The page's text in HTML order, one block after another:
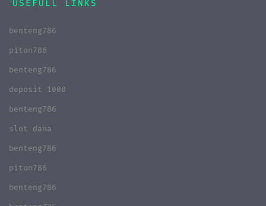
USEFULL LINKS
benteng786
piton786
benteng786
deposit 1000
benteng786
slot dana
benteng786
piton786
benteng786